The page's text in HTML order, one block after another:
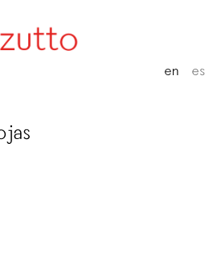
en es